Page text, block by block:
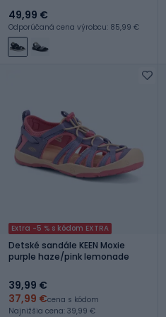
49,99 €
Odporúčaná cena výrobcu: 85,99 €
Extra -5 % s kódom EXTRA
Detské sandále KEEN Moxie
purple haze/pink lemonade
39,99 €
37,99 €cena s kódom
Najnižšia cena: 39,99 €